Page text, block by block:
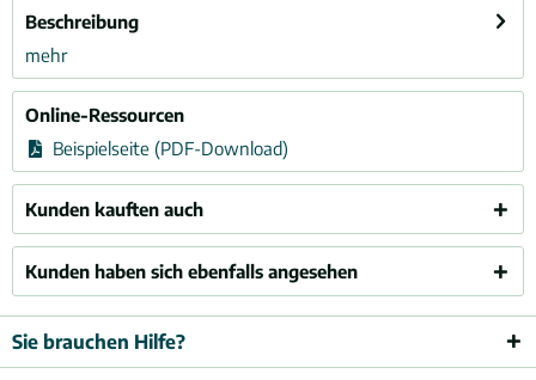
Beschreibung
mehr
Online-Ressourcen
Beispielseite (PDF-Download)
Kunden kauften auch
Kunden haben sich ebenfalls angesehen
Sie brauchen Hilfe?